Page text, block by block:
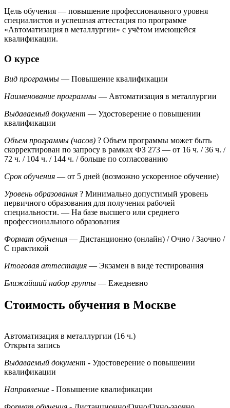
Цель обучения — повышение профессионального уровня
специалистов и успешная аттестация по программе
«Автоматизация в металлургии» с учётом имеющейся
квалификации.
О курсе
Вид программы — Повышение квалификации
Наименование программы — Автоматизация в металлургии
Выдаваемый документ — Удостоверение о повышении
квалификации
Объем программы (часов) ? Объем программы может быть
скорректирован по запросу в рамках ФЗ 273 — от 16 ч. / 36 ч. /
72 ч. / 104 ч. / 144 ч. / больше по согласованию
Срок обучения — от 5 дней (возможно ускоренное обучение)
Уровень образования ? Минимально допустимый уровень
первичного образования для получения рабочей
специальности. — На базе высшего или среднего
профессионального образования
Формат обучения — Дистанционно (онлайн) / Очно / Заочно /
С практикой
Итоговая аттестация — Экзамен в виде тестирования
Ближайший набор группы — Ежедневно
Стоимость обучения в Москве
Автоматизация в металлургии (16 ч.)
Открыта запись
Выдаваемый документ - Удостоверение о повышении
квалификации
Направление - Повышение квалификации